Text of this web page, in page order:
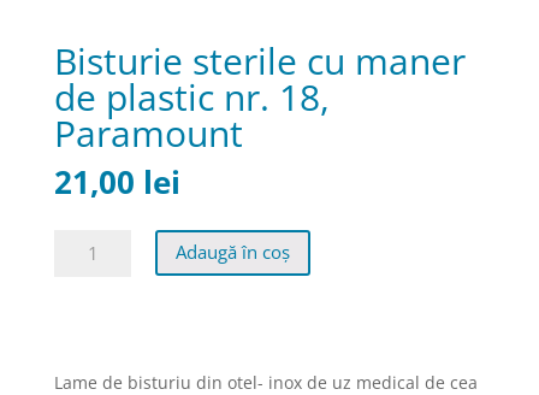
Bisturie sterile cu maner
de plastic nr. 18,
Paramount
21,00 lei
Cantitate
de
Adaugă în coș
Lame de bisturiu din otel- inox de uz medical de cea